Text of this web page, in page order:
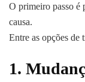
O primeiro passo é
causa.
Entre as opções de
1.